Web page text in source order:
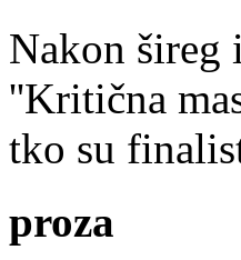
Nakon šireg
''Kritična
tko su
proza